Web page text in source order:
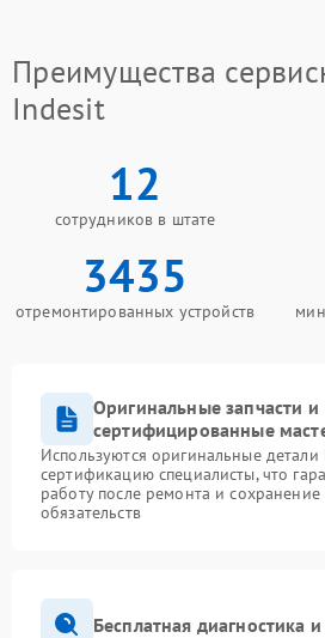
Преимущества
Indesit
12
сотрудников в штате
3435
отремонтированных устройств
Оригинальные запчасти и
сертифицированные
Используются оригинальные
сертификацию специалисты, что
работу после ремонта и
обязательств
Бесплатная диагностика